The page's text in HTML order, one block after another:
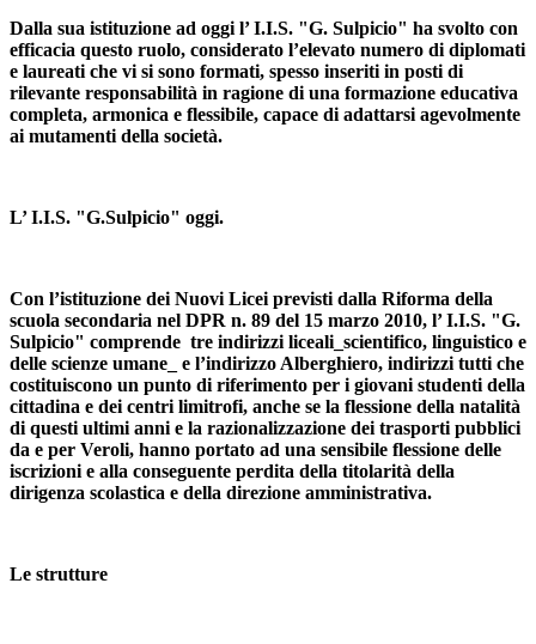
Dalla sua istituzione ad oggi l’ I.I.S. "G. Sulpicio" ha svolto con
efficacia questo ruolo, considerato l’elevato numero di diplomati
e laureati che vi si sono formati, spesso inseriti in posti di
rilevante responsabilità in ragione di una formazione educativa
completa, armonica e flessibile, capace di adattarsi agevolmente
ai mutamenti della società.
L’ I.I.S. "G.Sulpicio" oggi.
Con l’istituzione dei Nuovi Licei previsti dalla Riforma della
scuola secondaria nel DPR n. 89 del 15 marzo 2010, l’ I.I.S. "G.
Sulpicio" comprende tre indirizzi liceali_scientifico, linguistico e
delle scienze umane_ e l’indirizzo Alberghiero, indirizzi tutti che
costituiscono un punto di riferimento per i giovani studenti della
cittadina e dei centri limitrofi, anche se la flessione della natalità
di questi ultimi anni e la razionalizzazione dei trasporti pubblici
da e per Veroli, hanno portato ad una sensibile flessione delle
iscrizioni e alla conseguente perdita della titolarità della
dirigenza scolastica e della direzione amministrativa.
Le strutture